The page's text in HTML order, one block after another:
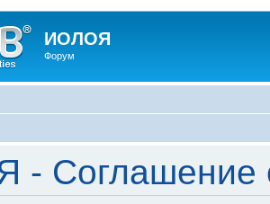
ИОЛОЯ
Форум
- Соглашение